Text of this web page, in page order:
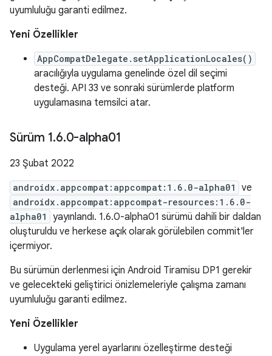
uyumluluğu garanti edilmez.
Yeni Özellikler
AppCompatDelegate.setApplicationLocales()
aracılığıyla uygulama genelinde özel dil seçimi
desteği. API 33 ve sonraki sürümlerde platform
uygulamasına temsilci atar.
Sürüm 1.6.0-alpha01
23 Şubat 2022
androidx.appcompat:appcompat:1.6.0-alpha01 ve
androidx.appcompat:appcompat-resources:1.6.0-
alpha01
yayınlandı. 1.6.0-alpha01 sürümü dahili bir daldan
oluşturuldu ve herkese açık olarak görülebilen commit'ler
içermiyor.
Bu sürümün derlenmesi için Android Tiramisu DP1 gerekir
ve gelecekteki geliştirici önizlemeleriyle çalışma zamanı
uyumluluğu garanti edilmez.
Yeni Özellikler
Uygulama yerel ayarlarını özelleştirme desteği